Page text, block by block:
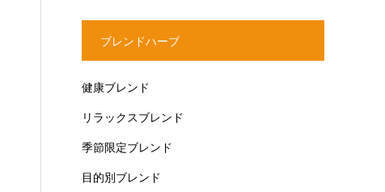
ブレンドハーブ
健康ブレンド
リラックスブレンド
季節限定ブレンド
目的別ブレンド